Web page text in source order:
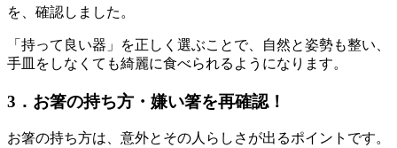
を、確認しました。
「持って良い器」を正しく選ぶことで、自然と姿勢も整い、
手皿をしなくても綺麗に食べられるようになります。
3．お箸の持ち方・嫌い箸を再確認！
お箸の持ち方は、意外とその人らしさが出るポイントです。